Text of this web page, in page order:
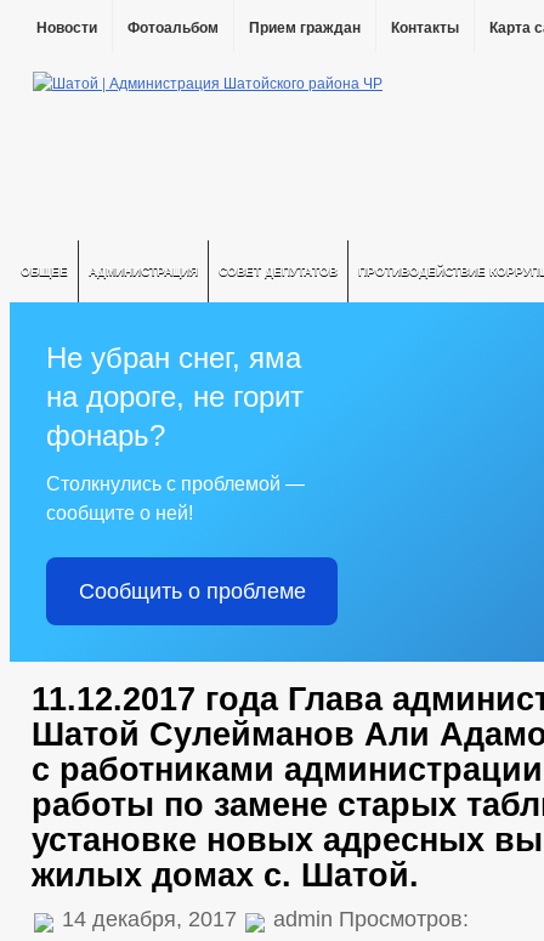
Новости Фотоальбом Прием граждан Контакты Карта
ОБЩЕЕ АДМИНИСТРАЦИЯ СОВЕТ ДЕПУТАТОВ ПРОТИВОДЕЙСТВИЕ
Не убран снег, яма
на дороге, не горит
фонарь?
Столкнулись с проблемой —
сообщите о ней!
Сообщить о проблеме
11.12.2017 года Глава
Шатой Сулейманов Али
с работниками
работы по замене старых
установке новых адресных
жилых домах с. Шатой.
14 декабря, 2017 admin Просмотров: